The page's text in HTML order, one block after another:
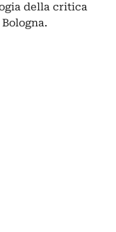
della critica